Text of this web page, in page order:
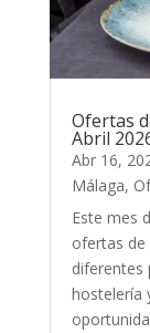
Ofertas
Abril
Abr 16,
Málaga,
Este mes
ofertas
diferentes
hostelería